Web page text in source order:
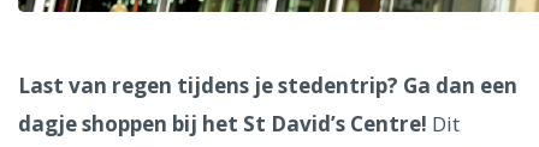
Last van regen tijdens je stedentrip? Ga dan een
dagje shoppen bij het St David’s Centre! Dit